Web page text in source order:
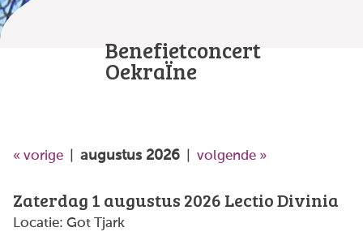
Benefietconcert
OekraÏne
« vorige augustus 2026 volgende »
Zaterdag 1 augustus 2026 Lectio Divinia
Locatie: Got Tjark